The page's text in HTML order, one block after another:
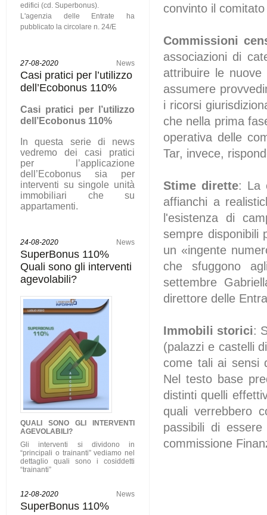
edifici (cd. Superbonus).
L'agenzia delle Entrate ha
pubblicato la circolare n. 24/E
News
27-08-2020
Casi pratici per l’utilizzo
dell’Ecobonus 110%
Casi pratici per l’utilizzo
dell’Ecobonus 110%
In questa serie di news
vedremo dei casi pratici
per l’applicazione
dell’Ecobonus sia per
interventi su singole unità
immobiliari che su
appartamenti.
News
24-08-2020
SuperBonus 110%
Quali sono gli interventi
agevolabili?
QUALI SONO GLI
INTERVENTI
AGEVOLABILI?
Gli interventi si dividono in
“principali o trainanti” vediamo nel
dettaglio quali sono i cosiddetti
“trainanti”
News
12-08-2020
SuperBonus 110%
convinto il
Commissioni
associazioni di
attribuire le
assumere
i ricorsi
che nella prima
operativa delle
Tar, invece,
Stime dirette: La
affianchi a
l'esistenza di
sempre disponibili
un «ingente
che sfuggono
settembre
direttore delle
Immobili storici:
(palazzi e castelli
come tali ai sensi
Nel testo base
distinti quelli
quali verrebbero
passibili di
commissione